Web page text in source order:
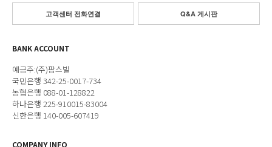
고객센터 전화연결 Q&A 게시판
BANK ACCOUNT
예금주:(주)팜스빌
국민은행 342-25-0017-734
농협은행 088-01-128822
하나은행 225-910015-83004
신한은행 140-005-607419
COMPANY INFO